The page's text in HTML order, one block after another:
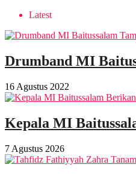
Latest
Drumband MI
16 Agustus 2022
Kepala MI
7 Agustus 2026